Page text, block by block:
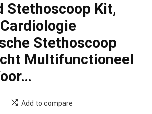
Stethoscoop Kit,
Stethoscoop
Multifunctioneel
Add to compare